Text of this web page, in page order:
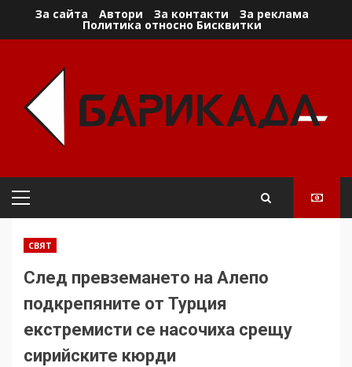
За сайта Автори За контакти За реклама
Политика относно Бисквитки
Primary
СВЯТ
След превземането на Алепо
подкрепяните от Турция
екстремисти се насочиха срещу
сирийските кюрди